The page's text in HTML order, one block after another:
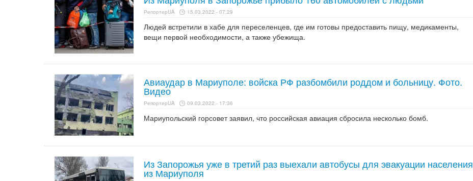
РепортерUA 15.03.2022 - 07:29
Людей встретили в хабе для переселенцев, где им готовы предоставить пищу, медикаменты,
вещи первой необходимости, а также убежища.
Авиаудар в Мариуполе: войска РФ разбомбили роддом и больницу. Фото.
Видео
РепортерUA 09.03.2022 - 17:36
Мариупольский горсовет заявил, что российская авиация сбросила несколько бомб.
Из Запорожья уже в третий раз выехали автобусы для эвакуации населения
из Мариуполя